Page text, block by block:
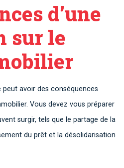
d’une
sur le
avoir des conséquences
Vous devez vous préparer
surgir, tels que le partage de la
du prêt et la désolidarisation